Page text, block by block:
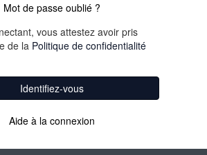
Mot de passe oublié ?
vous attestez avoir pris
de la Politique de confidentialité
Identifiez-vous
Aide à la connexion